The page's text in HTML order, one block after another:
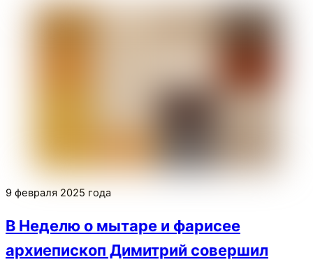
9 февраля 2025 года
В Неделю о мытаре и фарисее
архиепископ Димитрий совершил